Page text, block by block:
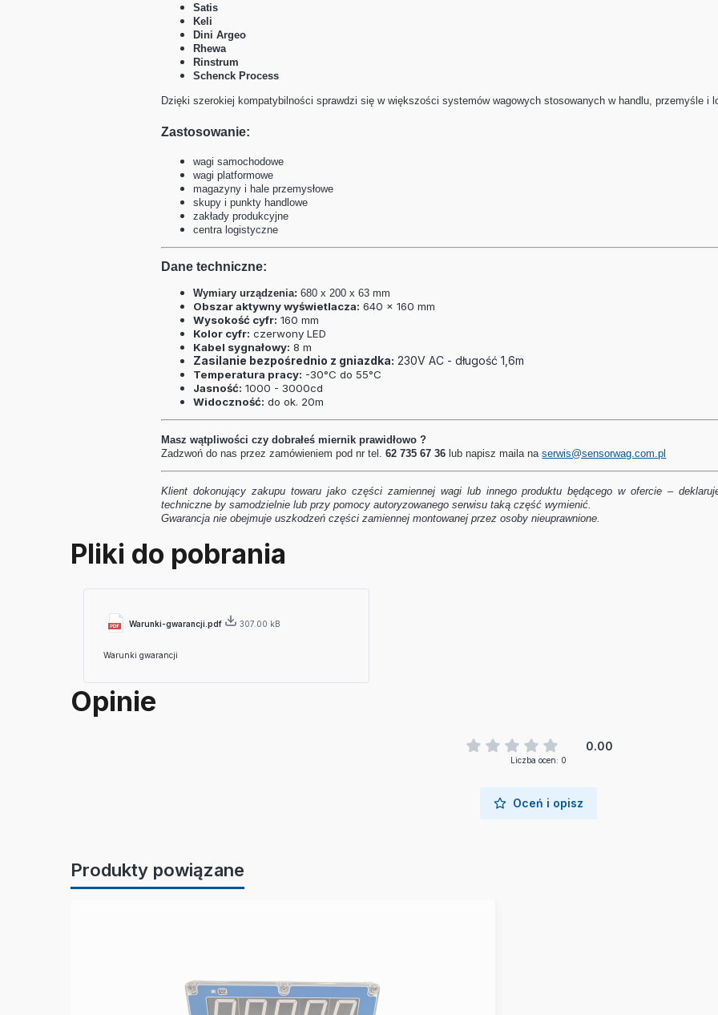
Satis
Keli
Dini Argeo
Rhewa
Rinstrum
Schenck Process
Dzięki szerokiej kompatybilności sprawdzi się w większości systemów wagowych stosowanych w handlu, przemyśle i
Zastosowanie:
wagi samochodowe
wagi platformowe
magazyny i hale przemysłowe
skupy i punkty handlowe
zakłady produkcyjne
centra logistyczne
Dane techniczne:
Wymiary urządzenia:680 x 200 x 63 mm
Obszar aktywny wyświetlacza: 640 x 160 mm
Wysokość cyfr: 160 mm
Kolor cyfr: czerwony LED
Kabel sygnałowy: 8 m
Zasilanie bezpośrednio z gniazdka: 230V AC - długość 1,6m
Temperatura pracy: -30°C do 55°C
Jasność: 1000 - 3000cd
Widoczność: do ok. 20m
Masz wątpliwości czy dobrałeś miernik prawidłowo ?
Zadzwoń do nas przez zamówieniem pod nr tel.62 735 67 36 lub napisz maila naserwis@sensorwag.com.pl
Klient dokonujący zakupu towaru jako części zamiennej wagi lub innego produktu będącego w ofercie –
techniczne by samodzielnie lub przy pomocy autoryzowanego serwisu taką część wymienić.
Gwarancja nie obejmuje uszkodzeń części zamiennej montowanej przez osoby nieuprawnione.
Pliki do pobrania
Warunki-gwarancji.pdf 307.00 kB
Warunki gwarancji
Opinie
0.00
Liczba ocen: 0
Oceń i opisz
Produkty powiązane